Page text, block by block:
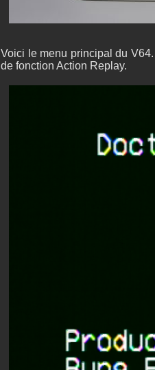
Voici le menu principal du
de fonction Action Replay.